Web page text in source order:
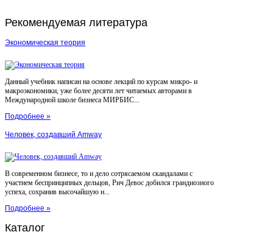
Рекомендуемая литература
Экономическая теория
Данный учебник написан на основе лекций по курсам микро- и
макроэкономики, уже более десяти лет читаемых авторами в
Международной школе бизнеса МИРБИС...
Подробнее »
Человек, создавший Amway
В современном бизнесе, то и дело сотрясаемом скандалами с
участием беспринципных дельцов, Рич Девос добился грандиозного
успеха, сохранив высочайшую н...
Подробнее »
Каталог